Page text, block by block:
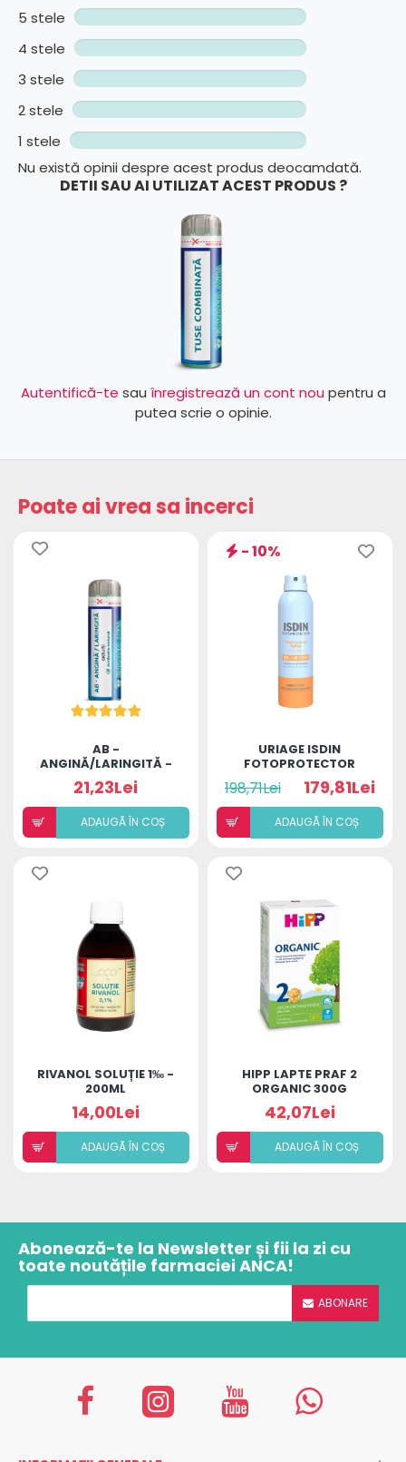
5 stele
4 stele
3 stele
2 stele
1 stele
Nu există opinii despre acest produs deocamdată.
DETII SAU AI UTILIZAT ACEST PRODUS ?
Autentifică-te sau înregistrează un cont nou pentru a
putea scrie o opinie.
Poate ai vrea sa incerci
AB -
ANGINĂ/LARINGITĂ -
ADULȚI (BILUȚE)
21,23Lei
ADAUGÃ ÎN COȘ
- 10%
URIAGE ISDIN
FOTOPROTECTOR
SPRAY TRANSPARENT
WET SKIN SPF50+
250ML
198,71Lei 179,81Lei
ADAUGÃ ÎN COȘ
RIVANOL SOLUȚIE 1‰ -
200ML
14,00Lei
ADAUGÃ ÎN COȘ
HIPP LAPTE PRAF 2
ORGANIC 300G
42,07Lei
ADAUGÃ ÎN COȘ
Abonează-te la Newsletter și fii la zi cu
toate noutățile farmaciei ANCA!
ABONARE